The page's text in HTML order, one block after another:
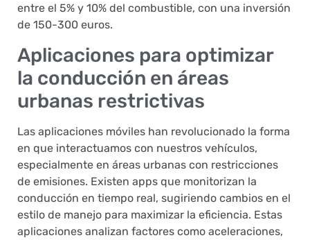
entre el 5% y 10% del combustible, con una inversión
de 150-300 euros.
Aplicaciones para optimizar
la conducción en áreas
urbanas restrictivas
Las aplicaciones móviles han revolucionado la forma
en que interactuamos con nuestros vehículos,
especialmente en áreas urbanas con restricciones
de emisiones. Existen apps que monitorizan la
conducción en tiempo real, sugiriendo cambios en el
estilo de manejo para maximizar la eficiencia. Estas
aplicaciones analizan factores como aceleraciones,